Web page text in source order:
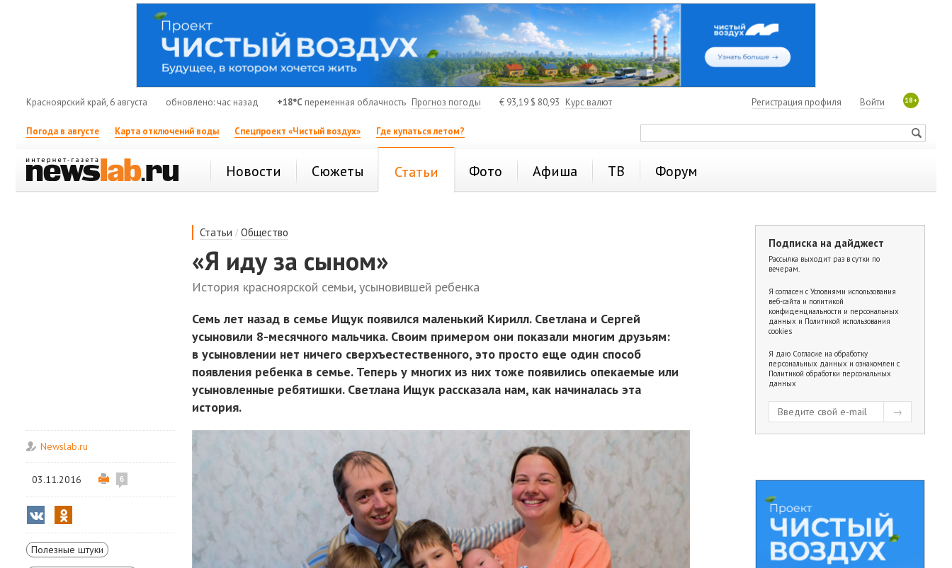
Красноярский край, 6 августа обновлено: час назад +18°C переменная облачность Прогноз погоды € 93,19 $ 80,93 Курс валют 18+
Войти
Регистрация профиля
Погода в августе Карта отключений воды Спецпроект «Чистый воздух» Где купаться летом?
Новости Сюжеты Статьи Фото Афиша ТВ Форум
Статьи /Общество
«Я иду за сыном»
История красноярской семьи, усыновившей ребенка
Семь лет назад в семье Ищук появился маленький Кирилл. Светлана и Сергей
усыновили 8-месячного мальчика. Своим примером они показали многим друзьям:
в усыновлении нет ничего сверхъестественного, это просто еще один способ
появления ребенка в семье. Теперь у многих из них тоже появились опекаемые или
усыновленные ребятишки. Светлана Ищук рассказала нам, как начиналась эта
история.
Newslab.ru
03.11.2016 6
Полезные штуки
Подписка на дайджест
Рассылка выходит раз в сутки по
вечерам.
Я согласен с Условиями использования
веб-сайта и политикой
конфиденциальности и персональных
данных и Политикой использования
cookies
Я даю Согласие на обработку
персональных данных и ознакомлен с
Политикой обработки персональных
данных